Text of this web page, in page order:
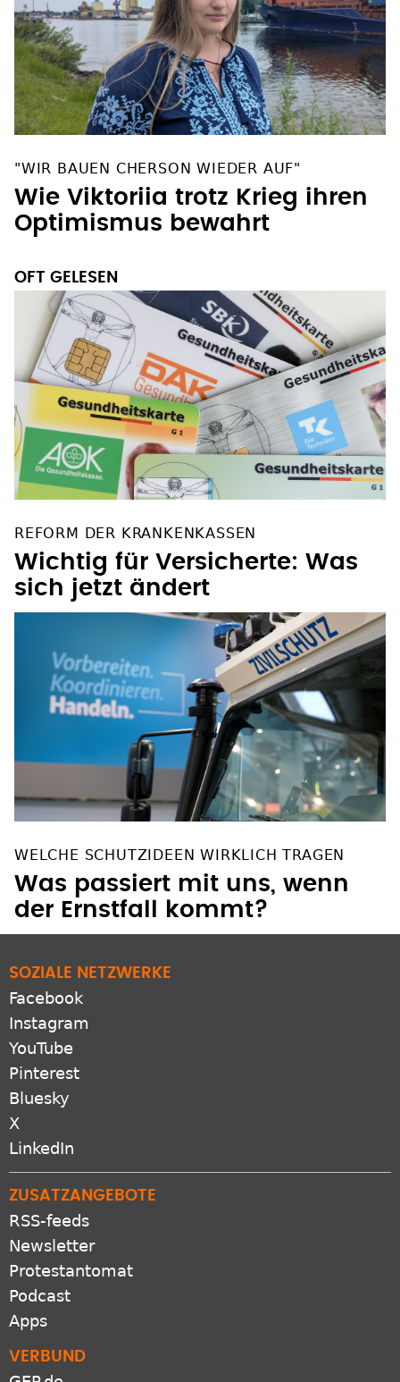
"WIR BAUEN CHERSON WIEDER AUF"
Wie Viktoriia trotz Krieg ihren
Optimismus bewahrt
OFT GELESEN
REFORM DER KRANKENKASSEN
Wichtig für Versicherte: Was
sich jetzt ändert
WELCHE SCHUTZIDEEN WIRKLICH TRAGEN
Was passiert mit uns, wenn
der Ernstfall kommt?
SOZIALE NETZWERKE
Facebook
Instagram
YouTube
Pinterest
Bluesky
X
LinkedIn
ZUSATZANGEBOTE
RSS-feeds
Newsletter
Protestantomat
Podcast
Apps
VERBUND